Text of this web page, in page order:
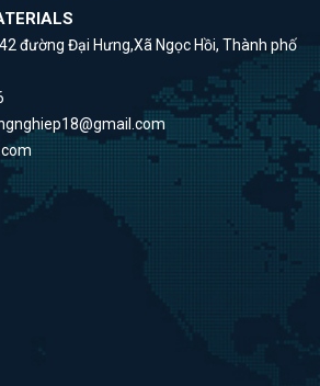
đường Đại Hưng,Xã Ngọc Hồi, Thành phố